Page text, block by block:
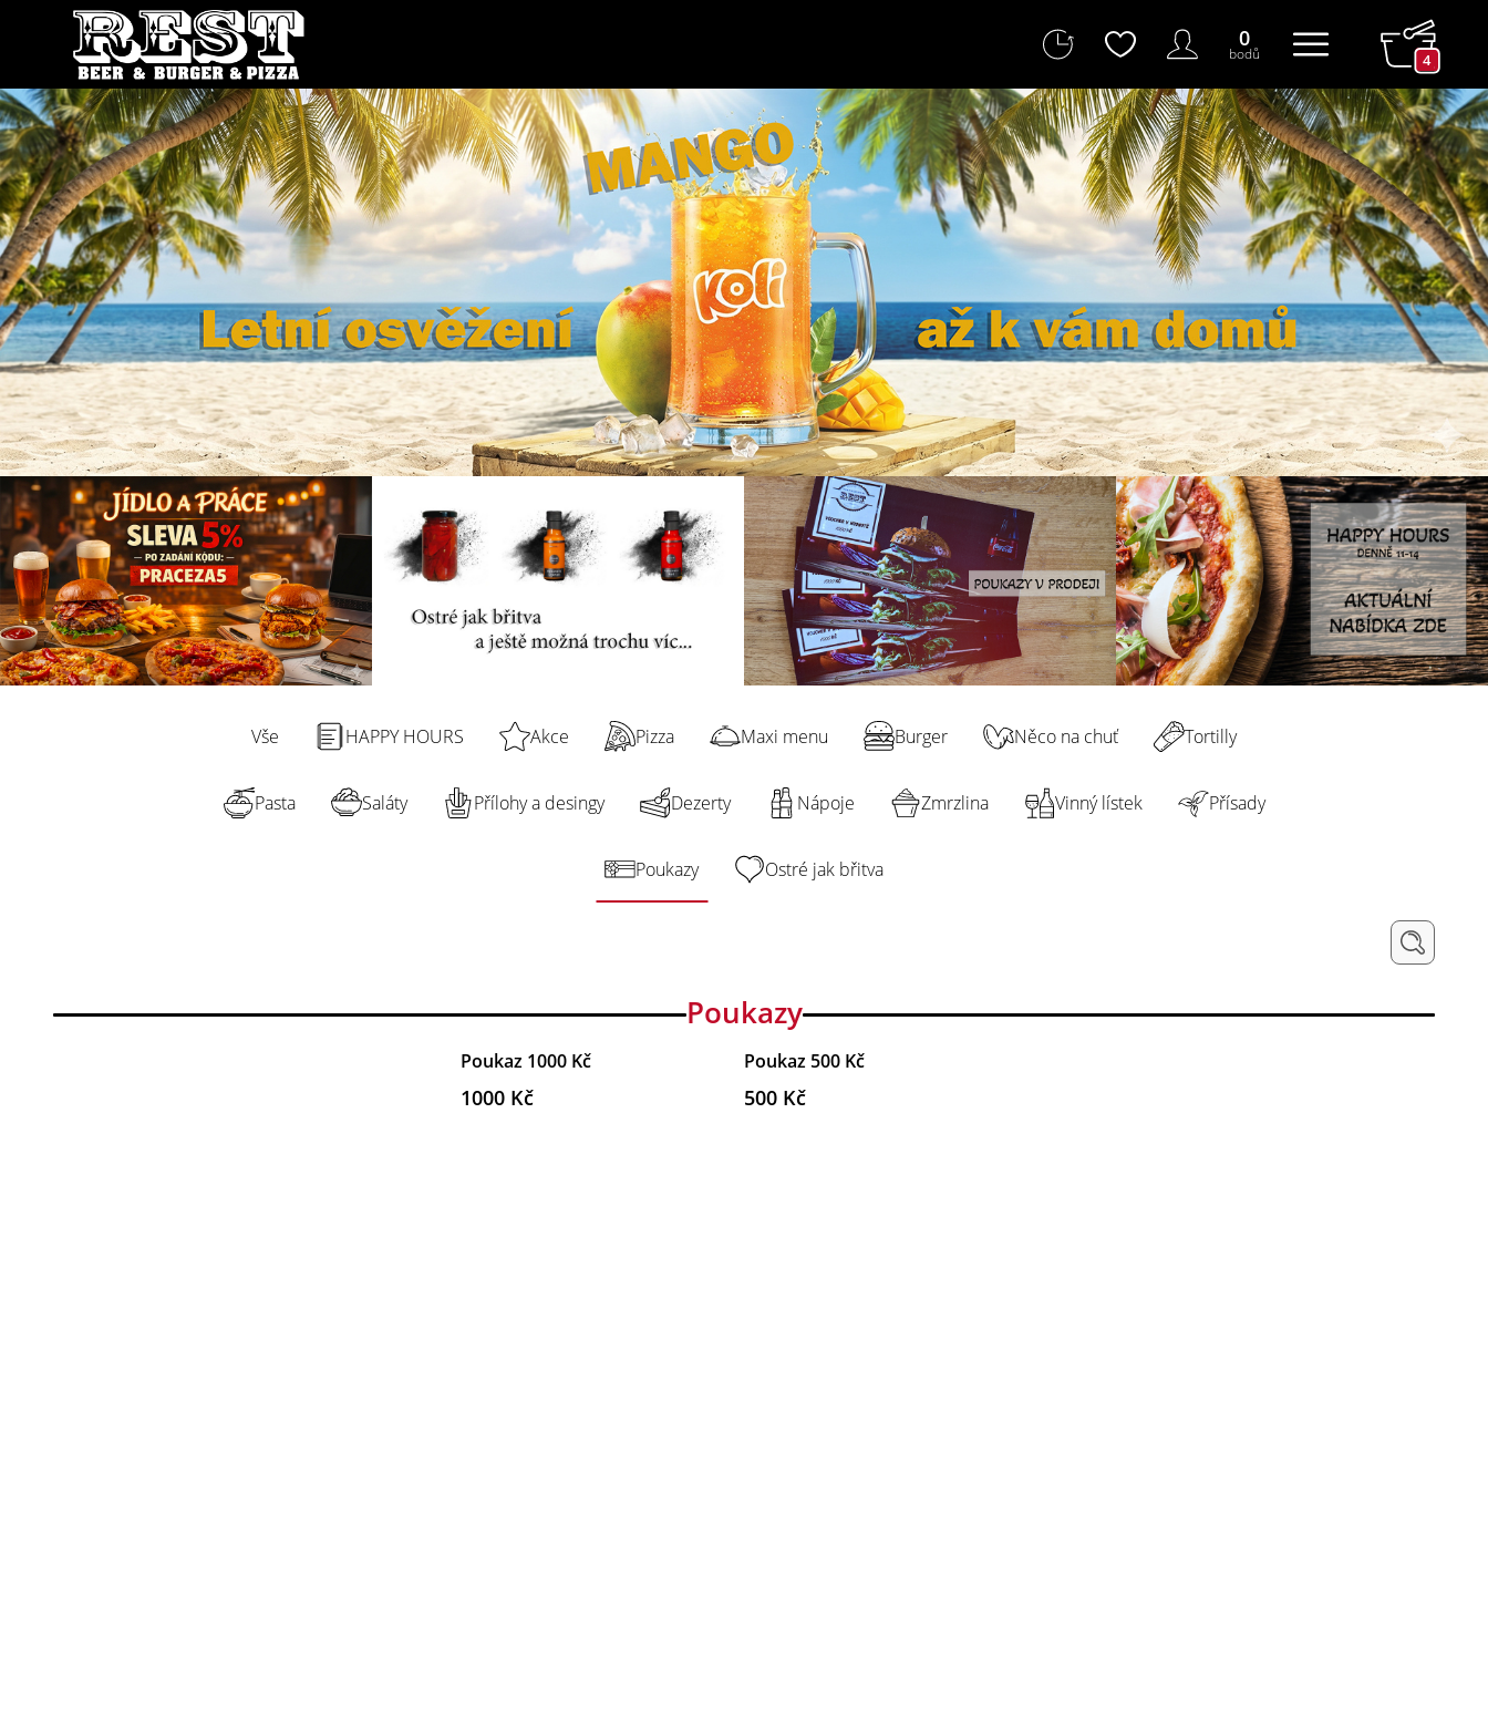
4
0
bodů
Vše HAPPY HOURS Akce Pizza Maxi menu Burger Něco na chuť Tortilly
Pasta Saláty Přílohy a desingy Dezerty Nápoje Zmrzlina Vinný lístek Přísady
Poukazy Ostré jak břitva
Poukazy
Poukaz 1000 Kč
1000 Kč
Poukaz 500 Kč
500 Kč